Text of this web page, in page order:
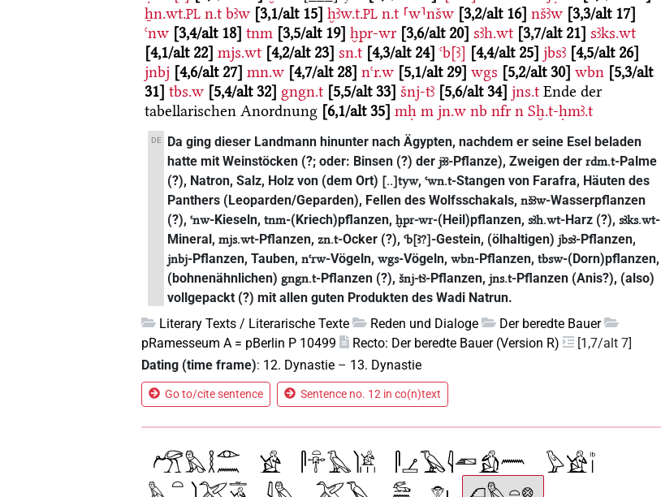
ẖn.wt.PL n.t bꜣw 3,1/alt 15 ḫꜣw.t.PL n.t ⸢w⸣nšw 3,2/alt 16 nšꜣw 3,3/alt 17
ꜥnw 3,4/alt 18 tnm 3,5/alt 19 ḫpr-wr 3,6/alt 20 sꜣh.wt 3,7/alt 21 sꜣks.wt
4,1/alt 22 mjs.wt 4,2/alt 23 sn.t 4,3/alt 24 ꜥb[ꜣ] 4,4/alt 25 jbsꜣ 4,5/alt 26
jnbj 4,6/alt 27 mn.w 4,7/alt 28 nꜥr.w 5,1/alt 29 wgs 5,2/alt 30 wbn 5,3/alt
31 tbs.w 5,4/alt 32 gngn.t 5,5/alt 33 šnj-tꜣ 5,6/alt 34 jns.t Ende der
tabellarischen Anordnung 6,1/alt 35 mḥ m jn.w nb nfr n Sḫ.t-ḥmꜣ.t
DE
Da ging dieser Landmann hinunter nach Ägypten, nachdem er seine Esel beladen
hatte mit Weinstöcken (?; oder: Binsen (?) der jꜣꜣ-Pflanze), Zweigen der rdm.t-Palme
(?), Natron, Salz, Holz von (dem Ort) [..]tyw, ꜥwn.t-Stangen von Farafra, Häuten des
Panthers (Leoparden/Geparden), Fellen des Wolfsschakals, nšꜣw-Wasserpflanzen
(?), ꜥnw-Kieseln, tnm-(Kriech)pflanzen, ḫpr-wr-(Heil)pflanzen, sꜣh.wt-Harz (?), sꜣks.wt-
Mineral, mjs.wt-Pflanzen, zn.t-Ocker (?), ꜥb[ꜣ?]-Gestein, (ölhaltigen) jbsꜣ-Pflanzen,
jnbj-Pflanzen, Tauben, nꜥrw-Vögeln, wgs-Vögeln, wbn-Pflanzen, tbsw-(Dorn)pflanzen,
(bohnenähnlichen) gngn.t-Pflanzen (?), šnj-tꜣ-Pflanzen, jns.t-Pflanzen (Anis?), (also)
vollgepackt (?) mit allen guten Produkten des Wadi Natrun.
Literary Texts / Literarische Texte
Reden und Dialoge
Der beredte Bauer
pRamesseum A = pBerlin P 10499
Recto: Der beredte Bauer (Version R)
[1,7/alt 7]
Dating (time frame): 12. Dynastie – 13. Dynastie
Go to/cite sentence Sentence no. 12 in co(n)text